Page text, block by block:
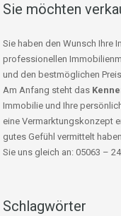
Sie möchten
Sie haben den Wunsch Ihre
professionellen
und den bestmöglichen
Am Anfang steht das
Immobilie und Ihre
eine Vermarktungskonzept
gutes Gefühl vermittelt
Sie uns gleich an: 05063 –
Schlagwörter